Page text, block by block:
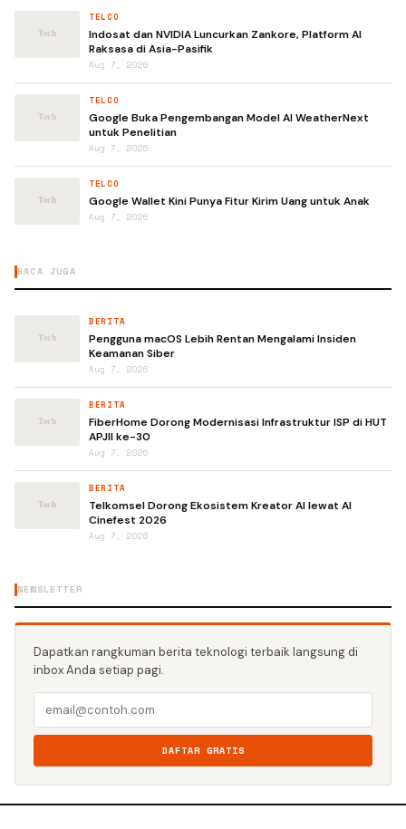
TELCO
Indosat dan NVIDIA Luncurkan Zankore, Platform AI
Raksasa di Asia-Pasifik
Aug 7, 2026
TELCO
Google Buka Pengembangan Model AI WeatherNext
untuk Penelitian
Aug 7, 2026
TELCO
Google Wallet Kini Punya Fitur Kirim Uang untuk Anak
Aug 7, 2026
BACA JUGA
BERITA
Pengguna macOS Lebih Rentan Mengalami Insiden
Keamanan Siber
Aug 7, 2026
BERITA
FiberHome Dorong Modernisasi Infrastruktur ISP di HUT
APJII ke-30
Aug 7, 2026
BERITA
Telkomsel Dorong Ekosistem Kreator AI lewat AI
Cinefest 2026
Aug 7, 2026
NEWSLETTER
Dapatkan rangkuman berita teknologi terbaik langsung di
inbox Anda setiap pagi.
DAFTAR GRATIS